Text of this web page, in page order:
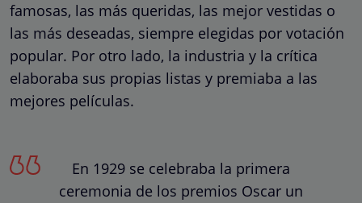
famosas, las más queridas, las mejor vestidas o
las más deseadas, siempre elegidas por votación
popular. Por otro lado, la industria y la crítica
elaboraba sus propias listas y premiaba a las
mejores películas.
En 1929 se celebraba la primera
ceremonia de los premios Oscar un